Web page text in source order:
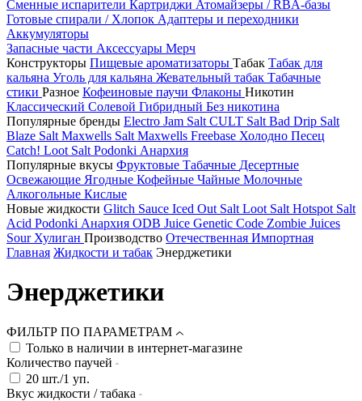
Сменные испарители Картриджи Атомайзеры / RBA-базы
Готовые спирали / Хлопок Адаптеры и переходники
Аккумуляторы
Запасные части Аксессуары Мерч
Конструкторы Пищевые ароматизаторы Табак Табак для
кальяна Уголь для кальяна Жевательный табак Табачные
стики Разное Кофеиновые паучи Флаконы Никотин
Классический Солевой Гибридный Без никотина
Популярные бренды Electro Jam Salt CULT Salt Bad Drip Salt
Blaze Salt Maxwells Salt Maxwells Freebase Холодно Песец
Catch! Loot Salt Podonki Анархия
Популярные вкусы Фруктовые Табачные Десертные
Освежающие Ягодные Кофейные Чайные Молочные
Алкогольные Кислые
Новые жидкости Glitch Sauce Iced Out Salt Loot Salt Hotspot Salt
Acid Podonki Анархия ODB Juice Genetic Code Zombie Juices
Sour Хулиган Производство Отечественная Импортная
Главная Жидкости и табак Энерджетики
Энерджетики
ФИЛЬТР ПО ПАРАМЕТРАМ
Только в наличии в интернет-магазине
Количество паучей
20 шт./1 уп.
Вкус жидкости / табака